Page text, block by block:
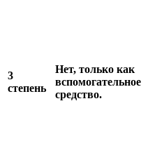
3
степень
Нет, только как
вспомогательное
средство.